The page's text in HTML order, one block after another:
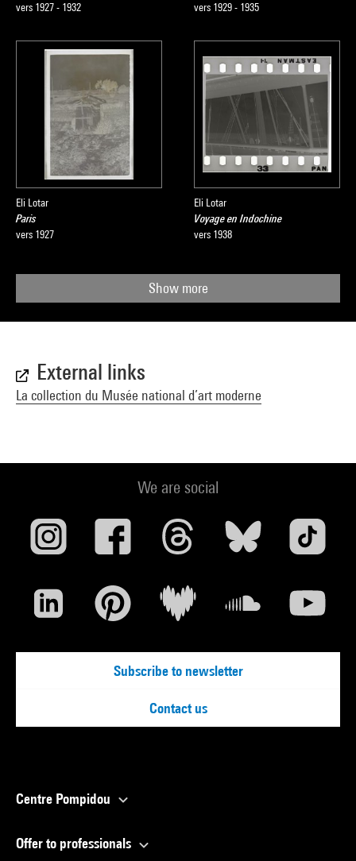
vers 1927 - 1932
vers 1929 - 1935
Eli Lotar
Paris
vers 1927
Eli Lotar
Voyage en Indochine
vers 1938
Show more
External links
La collection du Musée national d’art moderne
We are social
Subscribe to newsletter
Contact us
Centre Pompidou
Offer to professionals